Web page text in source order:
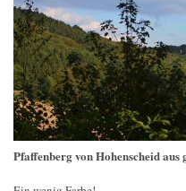
Pfaffenberg von Hohenscheid aus